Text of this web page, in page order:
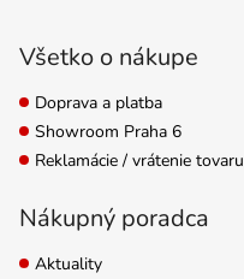
Všetko o nákupe
Doprava a platba
Showroom Praha 6
Reklamácie / vrátenie tovaru
Nákupný poradca
Aktuality